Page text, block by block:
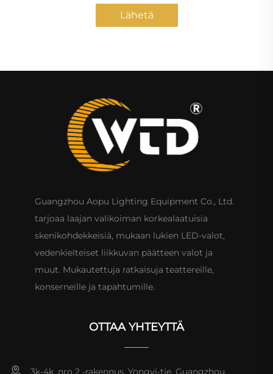
Lähetä
Guangzhou Aopu Lighting Equipment Co., Ltd.
tarjoaa laajan valikoiman korkealaatuisia
skenikohdekkeisiä, mukaan lukien LED-valot,
vedenkielteiset liikkuvan päätteen valot ja
muut. Mukautettuja ratkaisuja teattereille,
konserneille ja tapahtumille.
OTTAA YHTEYTTÄ
3k-4k, nro 2 -rakennus, Yongyi-tie, Guangzhou,